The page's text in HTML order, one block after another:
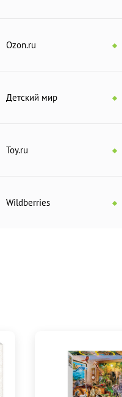
Ozon.ru
Детский мир
Toy.ru
Wildberries